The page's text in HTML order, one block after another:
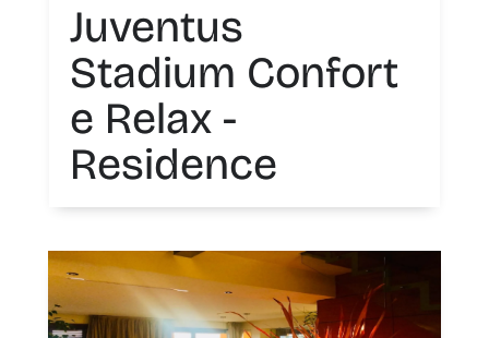
Juventus
Stadium Confort
e Relax -
Residence